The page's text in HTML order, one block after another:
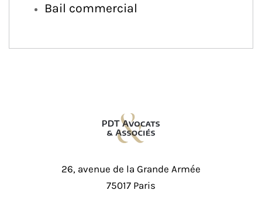
Bail commercial
26, avenue de la Grande Armée
75017 Paris